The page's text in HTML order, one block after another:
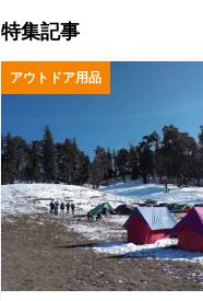
特集記事
アウトドア用品